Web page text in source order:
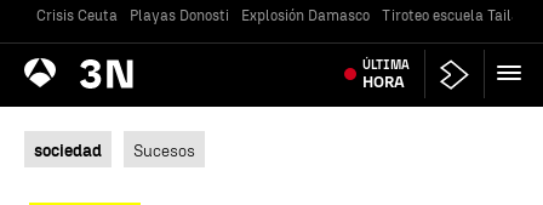
Crisis Ceuta Playas Donosti Explosión Damasco Tiroteo escuela
Antena
3 Noticias ÚLTIMA
HORA
sociedad Sucesos